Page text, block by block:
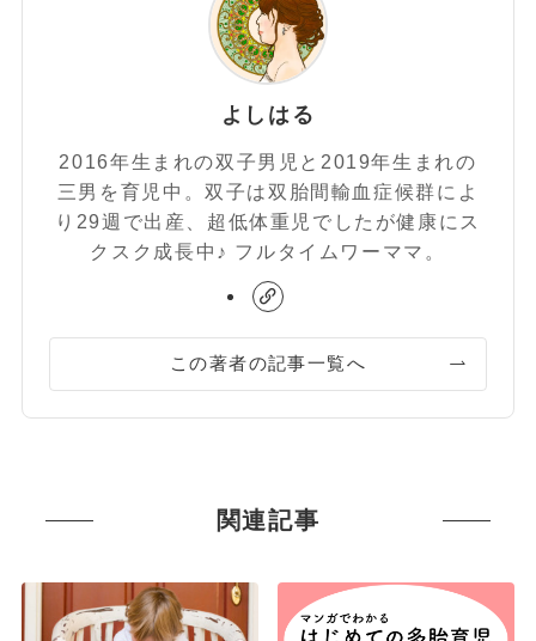
よしはる
2016年生まれの双子男児と2019年生まれの
三男を育児中。双子は双胎間輸血症候群によ
り29週で出産、超低体重児でしたが健康にス
クスク成長中♪ フルタイムワーママ。
この著者の記事一覧へ
関連記事